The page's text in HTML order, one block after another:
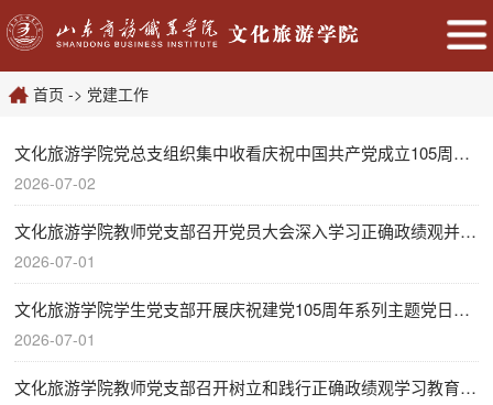
首页 -> 党建工作
文化旅游学院党总支组织集中收看庆祝中国共产党成立105周年大...
2026-07-02
文化旅游学院教师党支部召开党员大会深入学习正确政绩观并重...
2026-07-01
文化旅游学院学生党支部开展庆祝建党105周年系列主题党日活动
2026-07-01
文化旅游学院教师党支部召开树立和践行正确政绩观学习教育专...